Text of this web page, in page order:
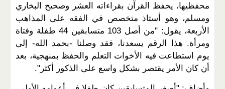
محفظيها، يحفظ القرآن بقراءاته العشر وصحيح البخاري
ومسلم، وهو أستاذ متخصص في الفقه على المذاهب
الأربعة، يقول: "من أصل 103 متسابقين 44 طفلة وفتاة
ومرأة. هذا الرقم يسعدنا، فقد وصلنا -بحمد الله- إلى
يوم استطاعت فيه الأخوات التعلم والحفظ بمنهجية، بعد
أن كان الأمر يقتصر بشكل واسع على الذكور أكثر".